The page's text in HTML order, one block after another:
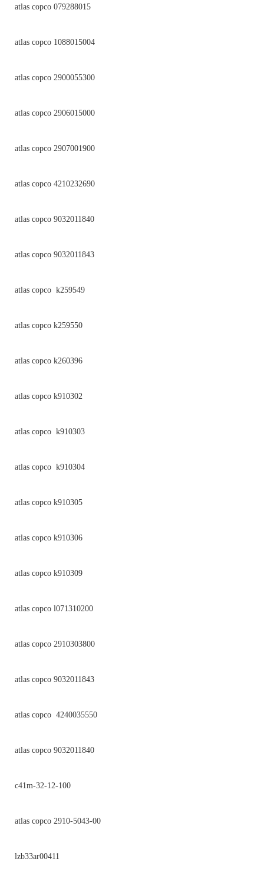
atlas copco 079288015
atlas copco 1088015004
atlas copco 2900055300
atlas copco 2906015000
atlas copco 2907001900
atlas copco 4210232690
atlas copco 9032011840
atlas copco 9032011843
atlas copco k259549
atlas copco k259550
atlas copco k260396
atlas copco k910302
atlas copco k910303
atlas copco k910304
atlas copco k910305
atlas copco k910306
atlas copco k910309
atlas copco l071310200
atlas copco 2910303800
atlas copco 9032011843
atlas copco 4240035550
atlas copco 9032011840
c41m-32-12-100
atlas copco 2910-5043-00
lzb33ar00411